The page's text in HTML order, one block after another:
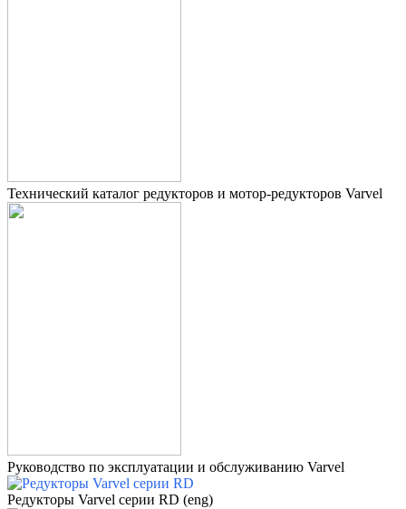
Технический каталог редукторов и мотор-редукторов Varvel
Руководство по эксплуатации и обслуживанию Varvel
Редукторы Varvel серии RD (eng)